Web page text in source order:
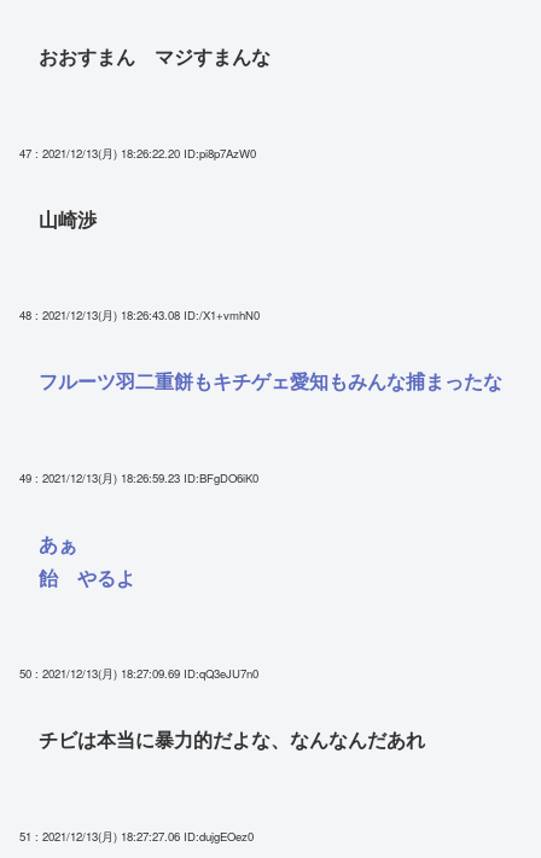
おおすまん マジすまんな
47 : 2021/12/13(月) 18:26:22.20 ID:pi8p7AzW0
山崎渉
48 : 2021/12/13(月) 18:26:43.08 ID:/X1+vmhN0
フルーツ羽二重餅もキチゲェ愛知もみんな捕まったな
49 : 2021/12/13(月) 18:26:59.23 ID:BFgDO6iK0
あぁ
飴 やるよ
50 : 2021/12/13(月) 18:27:09.69 ID:qQ3eJU7n0
チビは本当に暴力的だよな、なんなんだあれ
51 : 2021/12/13(月) 18:27:27.06 ID:dujgEOez0